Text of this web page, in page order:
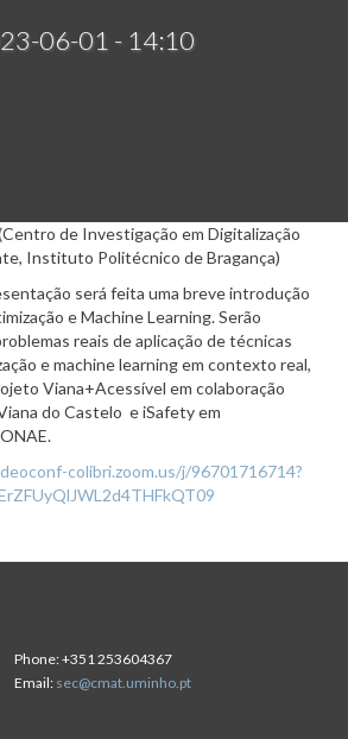
06-01 - 14:10
de Investigação em Digitalização
Instituto Politécnico de Bragança)
será feita uma breve introdução
e Machine Learning. Serão
reais de aplicação de técnicas
e machine learning em contexto real,
Viana+Acessível em colaboração
do Castelo e iSafety em
colibri.zoom.us/j/96701716714?
Phone:+351 253604367
Email: sec@cmat.uminho.pt